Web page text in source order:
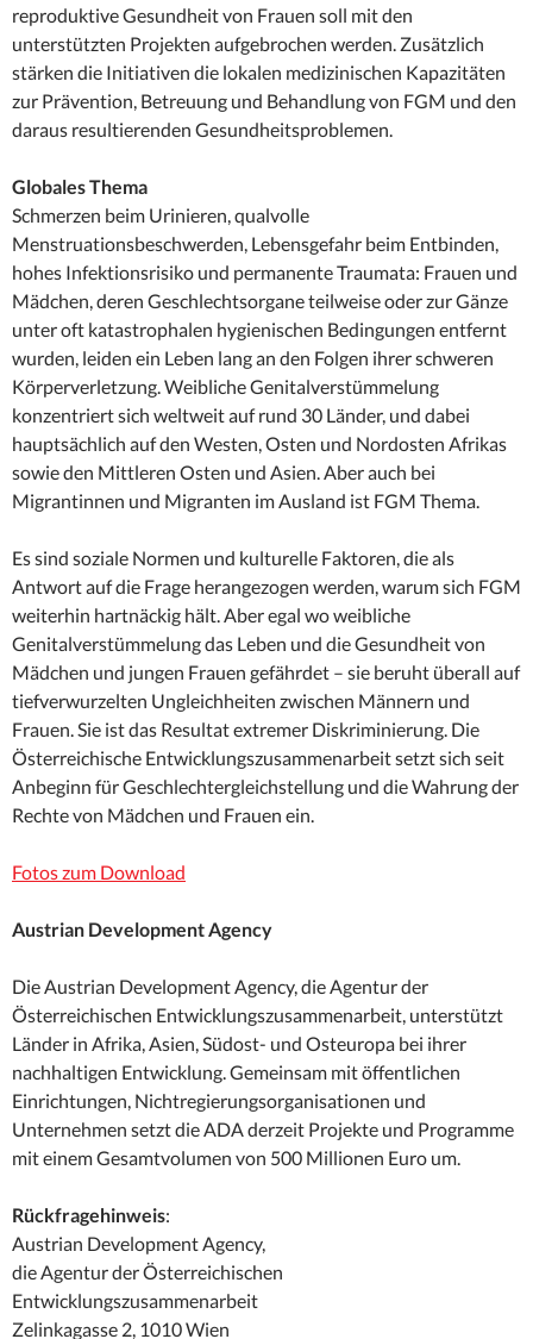
reproduktive Gesundheit von Frauen soll mit den
unterstützten Projekten aufgebrochen werden. Zusätzlich
stärken die Initiativen die lokalen medizinischen Kapazitäten
zur Prävention, Betreuung und Behandlung von FGM und den
daraus resultierenden Gesundheitsproblemen.
Globales Thema
Schmerzen beim Urinieren, qualvolle
Menstruationsbeschwerden, Lebensgefahr beim Entbinden,
hohes Infektionsrisiko und permanente Traumata: Frauen und
Mädchen, deren Geschlechtsorgane teilweise oder zur Gänze
unter oft katastrophalen hygienischen Bedingungen entfernt
wurden, leiden ein Leben lang an den Folgen ihrer schweren
Körperverletzung. Weibliche Genitalverstümmelung
konzentriert sich weltweit auf rund 30 Länder, und dabei
hauptsächlich auf den Westen, Osten und Nordosten Afrikas
sowie den Mittleren Osten und Asien. Aber auch bei
Migrantinnen und Migranten im Ausland ist FGM Thema.
Es sind soziale Normen und kulturelle Faktoren, die als
Antwort auf die Frage herangezogen werden, warum sich FGM
weiterhin hartnäckig hält. Aber egal wo weibliche
Genitalverstümmelung das Leben und die Gesundheit von
Mädchen und jungen Frauen gefährdet – sie beruht überall auf
tiefverwurzelten Ungleichheiten zwischen Männern und
Frauen. Sie ist das Resultat extremer Diskriminierung. Die
Österreichische Entwicklungszusammenarbeit setzt sich seit
Anbeginn für Geschlechtergleichstellung und die Wahrung der
Rechte von Mädchen und Frauen ein.
Fotos zum Download
Austrian Development Agency
Die Austrian Development Agency, die Agentur der
Österreichischen Entwicklungszusammenarbeit, unterstützt
Länder in Afrika, Asien, Südost- und Osteuropa bei ihrer
nachhaltigen Entwicklung. Gemeinsam mit öffentlichen
Einrichtungen, Nichtregierungsorganisationen und
Unternehmen setzt die ADA derzeit Projekte und Programme
mit einem Gesamtvolumen von 500 Millionen Euro um.
Rückfragehinweis:
Austrian Development Agency,
die Agentur der Österreichischen
Entwicklungszusammenarbeit
Zelinkagasse 2, 1010 Wien